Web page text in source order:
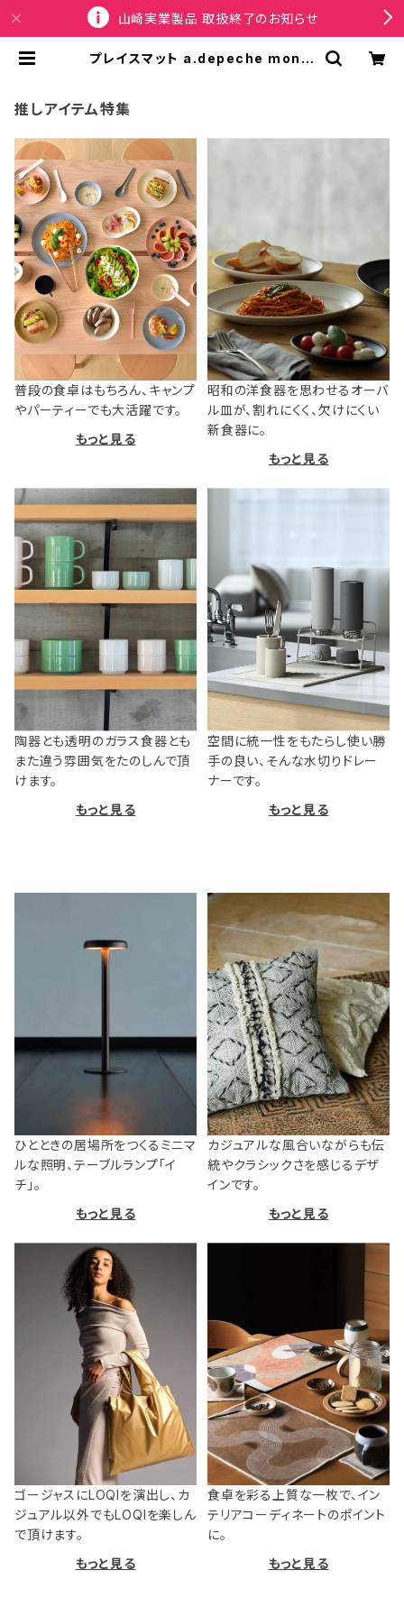
山崎実業製品 取扱終了のお知らせ
プレイスマット a.depeche mon c
推しアイテム特集
普段の食卓はもちろん、キャンプ
やパーティーでも大活躍です。
もっと見る
昭和の洋食器を思わせるオーバ
ル皿が、割れにくく、欠けにくい
新食器に。
もっと見る
陶器とも透明のガラス食器とも
また違う雰囲気をたのしんで頂
けます。
もっと見る
空間に統一性をもたらし使い勝
手の良い、そんな水切りドレー
ナーです。
もっと見る
ひとときの居場所をつくるミニマ
ルな照明、テーブルランプ「イ
チ」。
もっと見る
カジュアルな風合いながらも伝
統やクラシックさを感じるデザ
インです。
もっと見る
ゴージャスにLOQIを演出し、カ
ジュアル以外でもLOQIを楽しん
で頂けます。
もっと見る
食卓を彩る上質な一枚で、イン
テリアコーディネートのポイント
に。
もっと見る